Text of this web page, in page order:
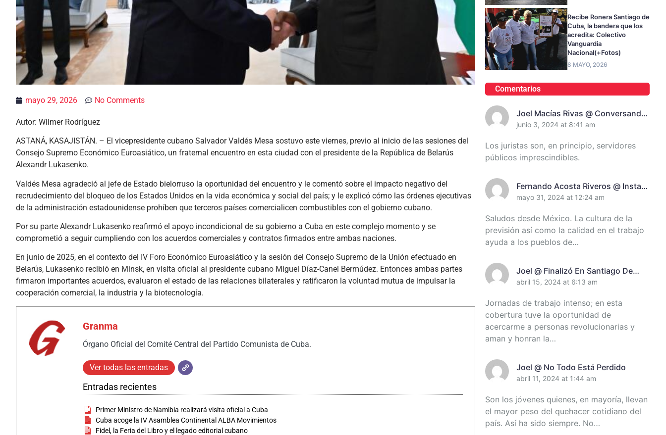
mayo 29, 2026 No Comments
Autor: Wilmer Rodríguez
ASTANÁ, KASAJISTÁN. – El vicepresidente cubano Salvador Valdés Mesa sostuvo este viernes, previo al inicio de las sesiones del
Consejo Supremo Económico Euroasiático, un fraternal encuentro en esta ciudad con el presidente de la República de Belarús
Alexandr Lukasenko.
Valdés Mesa agradeció al jefe de Estado bielorruso la oportunidad del encuentro y le comentó sobre el impacto negativo del
recrudecimiento del bloqueo de los Estados Unidos en la vida económica y social del país; y le explicó cómo las órdenes ejecutivas
de la administración estadounidense prohíben que terceros países comercialicen combustibles con el gobierno cubano.
Por su parte Alexandr Lukasenko reafirmó el apoyo incondicional de su gobierno a Cuba en este complejo momento y se
comprometió a seguir cumpliendo con los acuerdos comerciales y contratos firmados entre ambas naciones.
En junio de 2025, en el contexto del IV Foro Económico Euroasiático y la sesión del Consejo Supremo de la Unión efectuado en
Belarús, Lukasenko recibió en Minsk, en visita oficial al presidente cubano Miguel Díaz-Canel Bermúdez. Entonces ambas partes
firmaron importantes acuerdos, evaluaron el estado de las relaciones bilaterales y ratificaron la voluntad mutua de impulsar la
cooperación comercial, la industria y la biotecnología.
Granma
Órgano Oficial del Comité Central del Partido Comunista de Cuba.
Ver todas las entradas
Entradas recientes
Primer Ministro de Namibia realizará visita oficial a Cuba
Cuba acoge la IV Asamblea Continental ALBA Movimientos
Fidel, la Feria del Libro y el legado editorial cubano
Recibe Ronera Santiago de
Cuba, la bandera que los
acredita: Colectivo
Vanguardia
Nacional(+Fotos)
8 MAYO, 2026
Comentarios
Joel Macías Rivas @ Conversando
Con Juanita Randich, Presidenta
Santiago De Cuba
junio 3, 2024 at 8:41 am
Los juristas son, en principio, servidores
públicos imprescindibles.
Fernando Acosta Riveros @ Instan
A Incrementar El Control De
mayo 31, 2024 at 12:24 am
Saludos desde México. La cultura de la
previsión así como la calidad en el trabajo
ayuda a los pueblos de…
Joel @ Finalizó En Santiago De
Cuba Encuentro De Miembros Del
Ascunce Domenech (+Video)
(+Fotos)
abril 15, 2024 at 6:13 am
Jornadas de trabajo intenso; en esta
cobertura tuve la oportunidad de
acercarme a personas revolucionarias y
aman y honran la…
Joel @ No Todo Está Perdido
abril 11, 2024 at 1:44 am
Son los jóvenes quienes, en mayoría, llevan
el mayor peso del quehacer cotidiano del
país. Así ha sido siempre. No…